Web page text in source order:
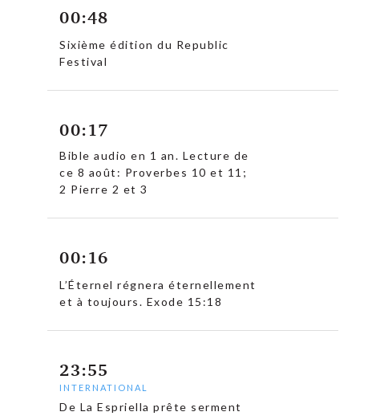
00:48
Sixième édition du Republic
Festival
00:17
Bible audio en 1 an. Lecture de
ce 8 août: Proverbes 10 et 11;
2 Pierre 2 et 3
00:16
L’Éternel régnera éternellement
et à toujours. Exode 15:18
23:55
INTERNATIONAL
De La Espriella prête serment